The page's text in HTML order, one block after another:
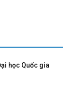
học Quốc gia